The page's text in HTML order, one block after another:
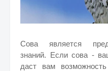
Сова является
знаний. Если сова -
даст вам